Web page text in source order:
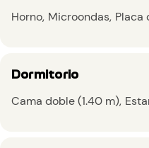
Horno Microondas Placa
Dormitorio
Cama doble (1.40 m)